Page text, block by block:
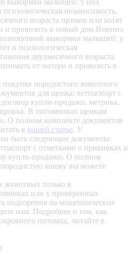
выкормки малышей: у них
независимость.
возраста щенков или котят
и привозить в новый дом.Именно
полноценной выкормки малышей: у
и психологическая
двухмесячного возраста
от матери и привозить в
породистого животного
для щенка: ветпаспорт с
купли-продажи, метрика,
В питомниках щенкам
О полном комплекте документов
в нашей статье. У
быть следующие документы:
с отметками о прививках и
купли-продажи. О полном
породистую кошку вы можете
животных только в
или у проверенных
подозрения на мошеннические
нам. Подробнее о том, как
питомца, читайте в